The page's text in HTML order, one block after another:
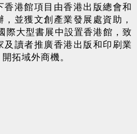
港館項目由香港出版總會和
並獲文創產業發展處資助，
際大型書展中設置香港館，致
及讀者推廣香港出版和印刷業
拓域外商機。